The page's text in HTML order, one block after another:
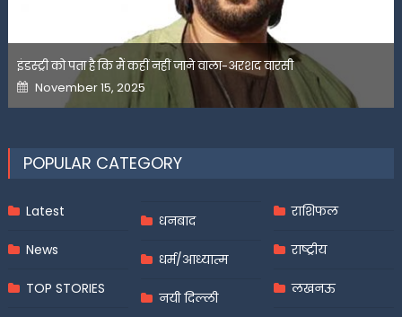
इंडस्ट्री को पता है कि मैं कहीं नहीं जाने वाला-अरशद वारसी
Posted
on
November 15, 2025
POPULAR CATEGORY
Latest
News
TOP STORIES
धनबाद
धर्म/आध्यात्म
नयी दिल्ली
राशिफल
राष्ट्रीय
लखनऊ